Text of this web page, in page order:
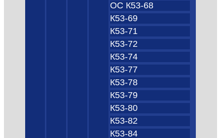
ОС К53-68
К53-69
К53-71
К53-72
К53-74
К53-77
К53-78
К53-79
К53-80
К53-82
К53-84